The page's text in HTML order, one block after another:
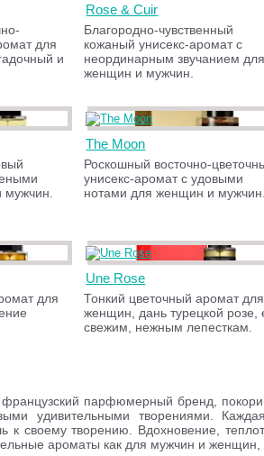
для
и
Rose & Cuir
Благородно-чувственный
кожаный унисекс-аромат с
неординарным звучанием для
женщин и мужчин.
The Moon
Роскошный восточно-
унисекс-аромат с удовыми
нотами для женщин и мужчин.
для
Une Rose
Тонкий цветочный аромат для
женщин, дань турецкой розе,
свежим, нежным лепесткам.
парфюмерный бренд,
удивительными творениями.
к своему творению. Вдохновение,
ароматы как для мужчин и